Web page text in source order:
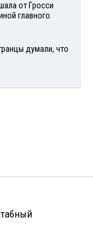
от Гросси
главного
думали, что